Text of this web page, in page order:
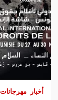
أخبار مهرجانات